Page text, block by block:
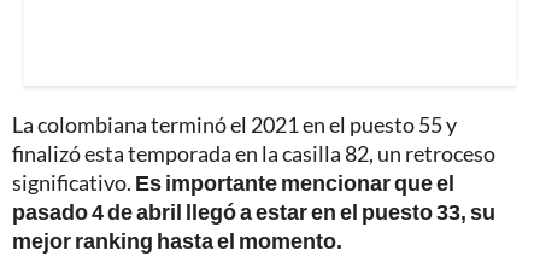
La colombiana terminó el 2021 en el puesto 55 y
finalizó esta temporada en la casilla 82, un retroceso
significativo. Es importante mencionar que el
pasado 4 de abril llegó a estar en el puesto 33, su
mejor ranking hasta el momento.